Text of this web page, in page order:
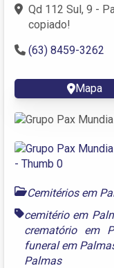
Qd 112 Sul, 9 -
copiado!
(63) 8459-3262
Mapa
Cemitérios em
cemitério em
crematório em
funeral em
Palmas